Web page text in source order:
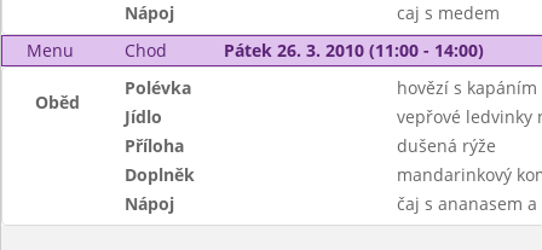
Nápoj
caj s medem
Menu
Chod Pátek 26. 3. 2010 (11:00 - 14:00)
Oběd
Polévka
hovězí s kapáním
Jídlo
vepřové ledvinky
Příloha
dušená rýže
Doplněk
mandarinkový
Nápoj
čaj s ananasem